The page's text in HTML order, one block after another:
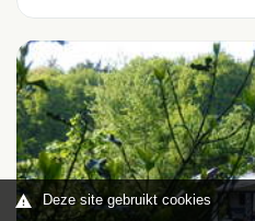
Deze site gebruikt cookies